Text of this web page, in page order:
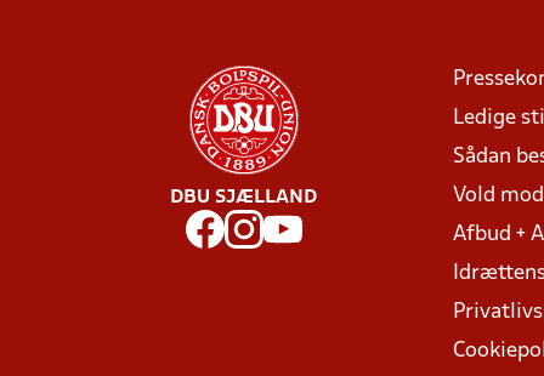
DBU SJÆLLAND
Ledige
Sådan
Vold
Afbud +